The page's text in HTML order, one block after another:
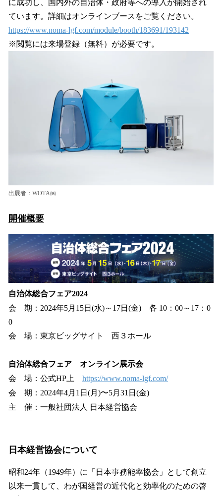
に成功し、国内外の自治体・政府等への導入が開始され
ています。詳細はオンラインブースをご覧ください。
https://www.noma-lgf.com/module/booth/183691/193142
※閲覧には来場登録（無料）が必要です。
出展者：WOTA㈱
開催概要
自治体総合フェア2024
会 期：2024年5月15日(水)～17日(金) 各 10：00～17：0
0
会 場：東京ビッグサイト 西３ホール
自治体総合フェア オンライン展示会
会 場：公式HP上 https://www.noma-lgf.com/
会 期：2024年4月1日(月)〜5月31日(金)
主 催：一般社団法人 日本経営協会
日本経営協会について
昭和24年（1949年）に「日本事務能率協会」として創立
以来一貫して、わが国経営の近代化と効率化のための啓